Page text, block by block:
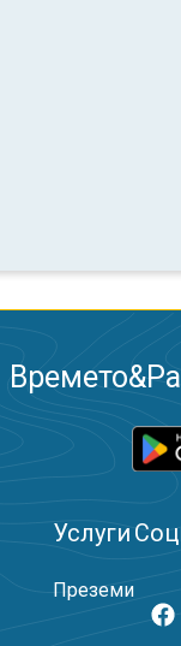
Услуги
Преземи